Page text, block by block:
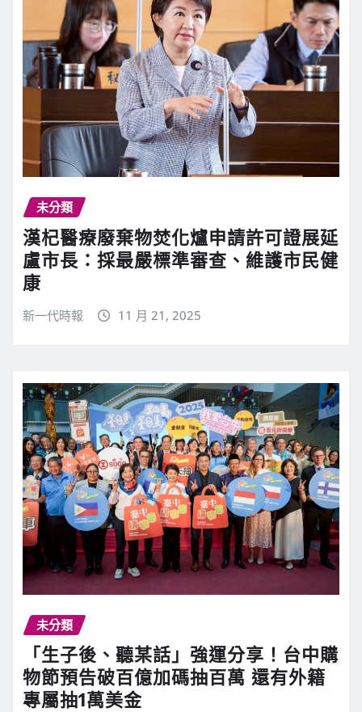
未分類
漢杞醫療廢棄物焚化爐申請許可證展延
盧市長：採最嚴標準審查、維護市民健
康
新一代時報 11 月 21, 2025
未分類
「生子後、聽某話」強運分享！台中購
物節預告破百億加碼抽百萬 還有外籍
專屬抽1萬美金